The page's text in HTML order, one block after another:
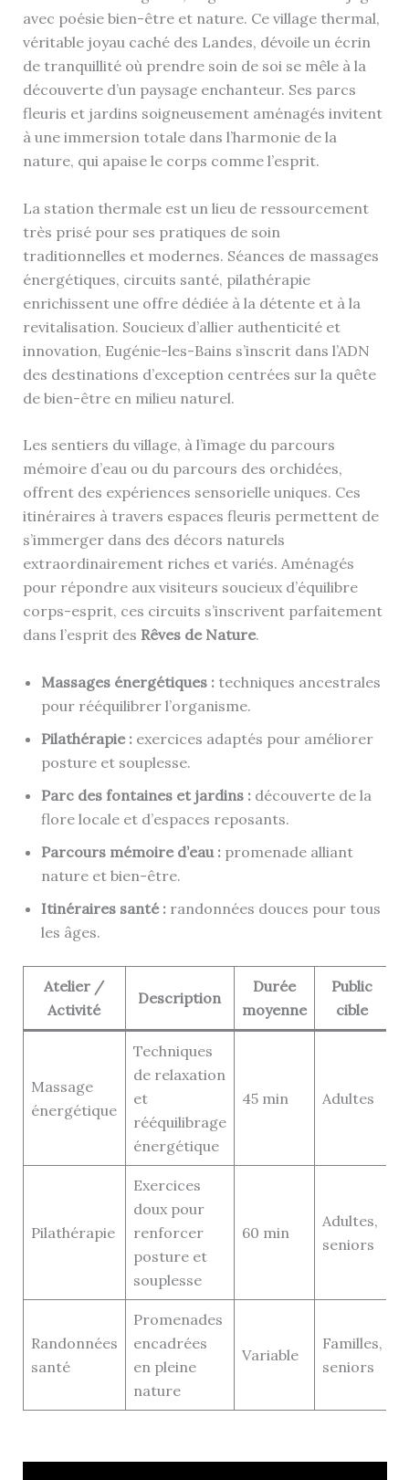
avec poésie bien-être et nature. Ce village thermal,
véritable joyau caché des Landes, dévoile un écrin
de tranquillité où prendre soin de soi se mêle à la
découverte d’un paysage enchanteur. Ses parcs
fleuris et jardins soigneusement aménagés invitent
à une immersion totale dans l’harmonie de la
nature, qui apaise le corps comme l’esprit.
La station thermale est un lieu de ressourcement
très prisé pour ses pratiques de soin
traditionnelles et modernes. Séances de massages
énergétiques, circuits santé, pilathérapie
enrichissent une offre dédiée à la détente et à la
revitalisation. Soucieux d’allier authenticité et
innovation, Eugénie-les-Bains s’inscrit dans l’ADN
des destinations d’exception centrées sur la quête
de bien-être en milieu naturel.
Les sentiers du village, à l’image du parcours
mémoire d’eau ou du parcours des orchidées,
offrent des expériences sensorielle uniques. Ces
itinéraires à travers espaces fleuris permettent de
s’immerger dans des décors naturels
extraordinairement riches et variés. Aménagés
pour répondre aux visiteurs soucieux d’équilibre
corps-esprit, ces circuits s’inscrivent parfaitement
dans l’esprit des Rêves de Nature.
Massages énergétiques :techniques ancestrales
pour rééquilibrer l’organisme.
Pilathérapie :exercices adaptés pour améliorer
posture et souplesse.
Parc des fontaines et jardins :découverte de la
flore locale et d’espaces reposants.
Parcours mémoire d’eau :promenade alliant
nature et bien-être.
Itinéraires santé :randonnées douces pour tous
les âges.
Atelier /
Activité
Description
Durée
moyenne
Public
cible
Massage
énergétique
Techniques
de relaxation
et
rééquilibrage
énergétique
45 min Adultes
Pilathérapie
Exercices
doux pour
renforcer
posture et
souplesse
60 min
Adultes,
seniors
Randonnées
santé
Promenades
encadrées
en pleine
nature
Variable
Familles,
seniors